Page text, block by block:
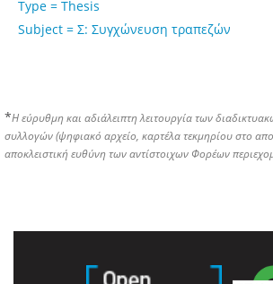
Type = Thesis
Subject = Σ: Συγχώνευση τραπεζών
*Η εύρυθμη και αδιάλειπτη λειτουργία των
συλλογών (ψηφιακό αρχείο, καρτέλα τεκμηρίου στο
αποκλειστική ευθύνη των αντίστοιχων Φορέων